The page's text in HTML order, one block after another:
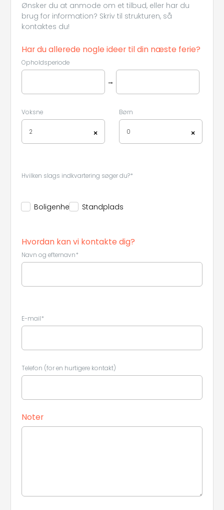
Ønsker du at anmode om et tilbud, eller har du
brug for information? Skriv til strukturen, så
kontaktes du!
Har du allerede nogle ideer til din næste ferie?
Opholdsperiode
→
Voksne
×
2
Børn
×
0
Hvilken slags indkvartering søger du?*
Boligenhed Standplads
Hvordan kan vi kontakte dig?
Navn og efternavn*
E-mail*
Telefon (for en hurtigere kontakt)
Noter